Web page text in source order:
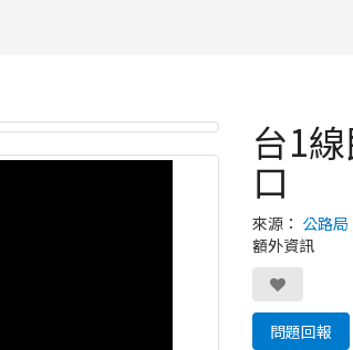
台1
口
來源： 公路局
額外資訊
問題回報